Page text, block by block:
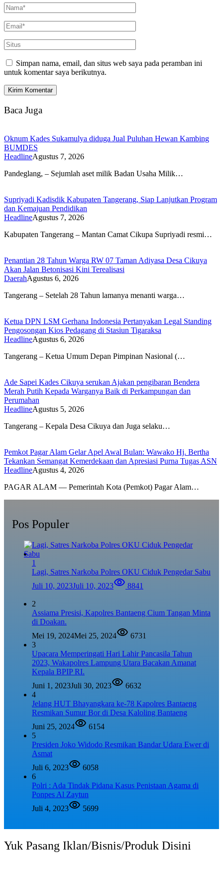
Simpan nama, email, dan situs web saya pada peramban ini
untuk komentar saya berikutnya.
Baca Juga
Oknum Kades Sukamulya diduga Jual Puluhan Hewan Kambing
BUMDES
HeadlineAgustus 7, 2026
Pandeglang, – Sejumlah aset milik Badan Usaha Milik…
Supriyadi Kadisdik Kabupaten Tangerang, Siap Lanjutkan Program
dan Kemajuan Pendidikan
HeadlineAgustus 7, 2026
Kabupaten Tangerang – Mantan Camat Cikupa Supriyadi resmi…
Penantian 28 Tahun Warga RW 07 Taman Adiyasa Desa Cikuya
Akan Jalan Betonisasi Kini Terealisasi
DaerahAgustus 6, 2026
Tangerang – Setelah 28 Tahun lamanya menanti warga…
Ketua DPN LSM Gerhana Indonesia Pertanyakan Legal Standing
Pengosongan Kios Pedagang di Stasiun Tigaraksa
HeadlineAgustus 6, 2026
Tangerang – Ketua Umum Depan Pimpinan Nasional (…
Ade Sapei Kades Cikuya serukan Ajakan pengibaran Bendera
Merah Putih Kepada Warganya Baik di Perkampungan dan
Perumahan
HeadlineAgustus 5, 2026
Tangerang – Kepala Desa Cikuya dan Juga selaku…
Pemkot Pagar Alam Gelar Apel Awal Bulan: Wawako Hj. Bertha
Tekankan Semangat Kemerdekaan dan Apresiasi Purna Tugas ASN
HeadlineAgustus 4, 2026
PAGAR ALAM — Pemerintah Kota (Pemkot) Pagar Alam…
Pos Populer
1
Lagi, Satres Narkoba Polres OKU Ciduk Pengedar Sabu
Juli 10, 2023Juli 10, 2023 8841
2
Assiama Presisi, Kapolres Bantaeng Cium Tangan Minta
di Doakan.
Mei 19, 2024Mei 25, 2024
6731
3
Upacara Memperingati Hari Lahir Pancasila Tahun
2023, Wakapolres Lampung Utara Bacakan Amanat
Kepala BPIP RI.
Juni 1, 2023Juli 30, 2023
6632
4
Jelang HUT Bhayangkara ke-78 Kapolres Bantaeng
Resmikan Sumur Bor di Desa Kaloling Bantaeng
Juni 25, 2024
6154
5
Presiden Joko Widodo Resmikan Bandar Udara Ewer di
Asmat
Juli 6, 2023
6058
6
Polri : Ada Tindak Pidana Kasus Penistaan Agama di
Ponpes Al Zaytun
Juli 4, 2023
5699
Yuk Pasang Iklan/Bisnis/Produk Disini